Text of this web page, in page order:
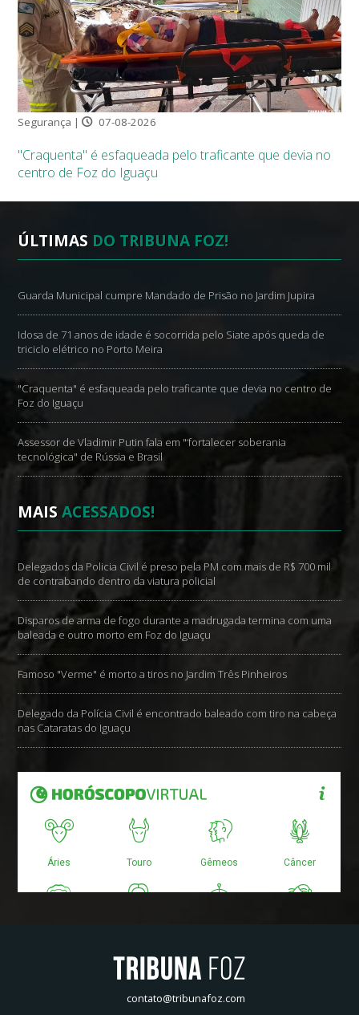
Segurança | 07-08-2026
"Craquenta" é esfaqueada pelo traficante que devia no
centro de Foz do Iguaçu
ÚLTIMAS DO TRIBUNA FOZ!
Guarda Municipal cumpre Mandado de Prisão no Jardim Jupira
Idosa de 71 anos de idade é socorrida pelo Siate após queda de
triciclo elétrico no Porto Meira
"Craquenta" é esfaqueada pelo traficante que devia no centro de
Foz do Iguaçu
Assessor de Vladimir Putin fala em "‘fortalecer soberania
tecnológica" de Rússia e Brasil
MAISACESSADOS!
Delegados da Policia Civil é preso pela PM com mais de R$ 700 mil
de contrabando dentro da viatura policial
Disparos de arma de fogo durante a madrugada termina com uma
baleada e outro morto em Foz do Iguaçu
Famoso "Verme" é morto a tiros no Jardim Três Pinheiros
Delegado da Polícia Civil é encontrado baleado com tiro na cabeça
nas Cataratas do Iguaçu
contato@tribunafoz.com